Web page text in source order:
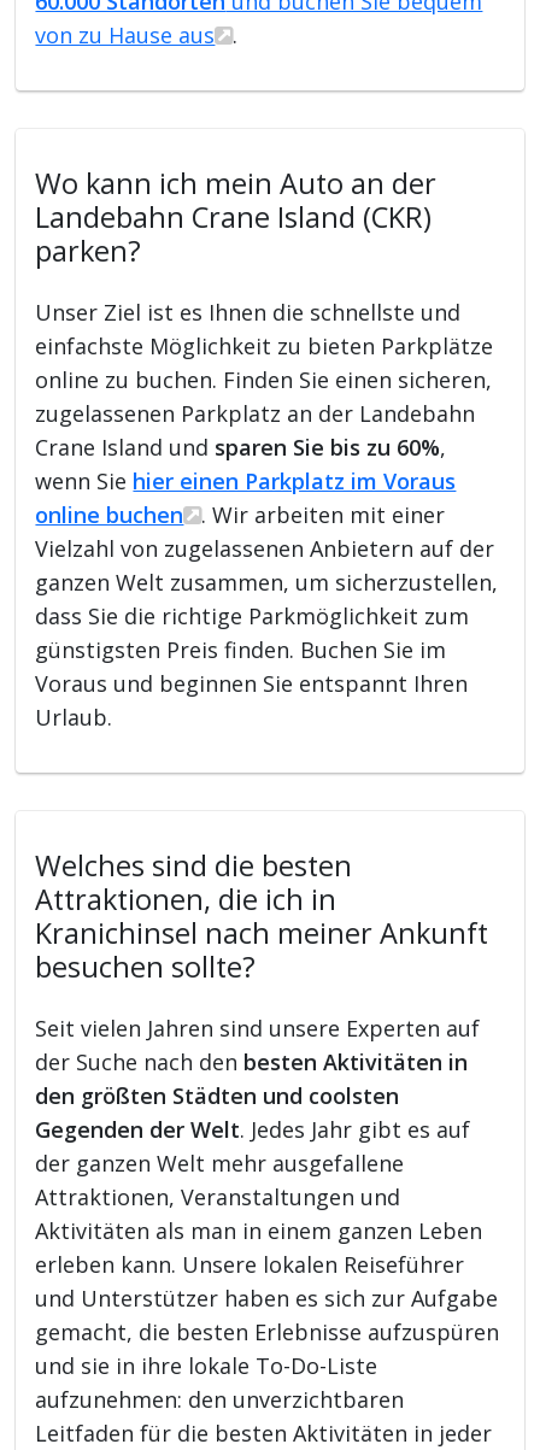
von zu Hause aus
.
Wo kann ich mein Auto an der
Landebahn Crane Island (CKR)
parken?
Unser Ziel ist es Ihnen die schnellste und
einfachste Möglichkeit zu bieten Parkplätze
online zu buchen. Finden Sie einen sicheren,
zugelassenen Parkplatz an der Landebahn
Crane Island und sparen Sie bis zu 60%,
wenn Sie hier einen Parkplatz im Voraus
online buchen
. Wir arbeiten mit einer
Vielzahl von zugelassenen Anbietern auf der
ganzen Welt zusammen, um sicherzustellen,
dass Sie die richtige Parkmöglichkeit zum
günstigsten Preis finden. Buchen Sie im
Voraus und beginnen Sie entspannt Ihren
Urlaub.
Welches sind die besten
Attraktionen, die ich in
Kranichinsel nach meiner Ankunft
besuchen sollte?
Seit vielen Jahren sind unsere Experten auf
der Suche nach den besten Aktivitäten in
den größten Städten und coolsten
Gegenden der Welt. Jedes Jahr gibt es auf
der ganzen Welt mehr ausgefallene
Attraktionen, Veranstaltungen und
Aktivitäten als man in einem ganzen Leben
erleben kann. Unsere lokalen Reiseführer
und Unterstützer haben es sich zur Aufgabe
gemacht, die besten Erlebnisse aufzuspüren
und sie in ihre lokale To-Do-Liste
aufzunehmen: den unverzichtbaren
Leitfaden für die besten Aktivitäten in jeder